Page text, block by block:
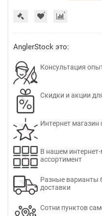
AnglerStock это:
Консультация
Скидки и акции
Интернет
В нашем
ассортимент
Разные варианты
доставки
Сотни пунктов